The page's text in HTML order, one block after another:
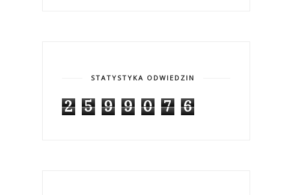
STATYSTYKA ODWIEDZIN
2 5 9 9 0 7 6